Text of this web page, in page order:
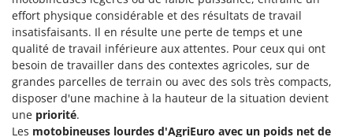
Redback
Resto Italia
Ribimex
Ripartrak
Ritter
effort physique considérable et des résultats de travail
insatisfaisants. Il en résulte une perte de temps et une
qualité de travail inférieure aux attentes. Pour ceux qui ont
besoin de travailler dans des contextes agricoles, sur de
grandes parcelles de terrain ou avec des sols très compacts,
disposer d'une machine à la hauteur de la situation devient
une priorité.
Les motobineuses lourdes d'AgriEuro avec un poids net de